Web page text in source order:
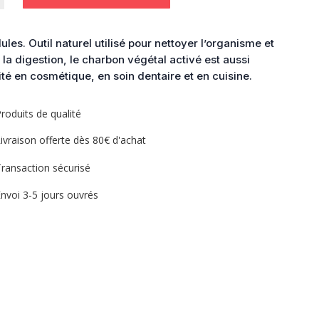
Outil naturel utilisé pour nettoyer l’organisme et
la digestion, le charbon végétal activé est aussi
en cosmétique, en soin dentaire et en cuisine.
de qualité
offerte dès 80€ d'achat
sécurisé
3-5 jours ouvrés